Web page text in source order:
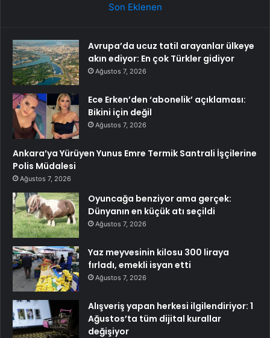
Son Eklenen
Avrupa’da ucuz tatil arayanlar ülkeye
akın ediyor: En çok Türkler gidiyor
Ağustos 7, 2026
Ece Erken’den ‘abonelik’ açıklaması:
Bikini için değil
Ağustos 7, 2026
Ankara’ya Yürüyen Yunus Emre Termik Santrali İşçilerine
Polis Müdalesi
Ağustos 7, 2026
Oyuncağa benziyor ama gerçek:
Dünyanın en küçük atı seçildi
Ağustos 7, 2026
Yaz meyvesinin kilosu 300 liraya
fırladı, emekli isyan etti
Ağustos 7, 2026
Alışveriş yapan herkesi ilgilendiriyor: 1
Ağustos’ta tüm dijital kurallar
değişiyor